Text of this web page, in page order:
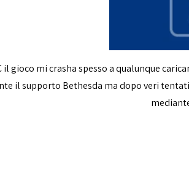
gioco mi crasha spesso a qualunque
il supporto Bethesda ma dopo veri